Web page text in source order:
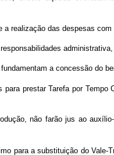
realização das despesas
a concessão do
prestar Tarefa por Tempo
não farão jus ao
para a substituição do Vale-